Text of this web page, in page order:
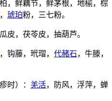
，鲜藕节，鲜茅根，地榆，棕
， 琥珀粉，三七粉。
皮，茯苓皮，抽葫芦。
，钩藤，玳瑁， 代赭石，牛滕，
时）： 羌活，防风，浮萍，蝉